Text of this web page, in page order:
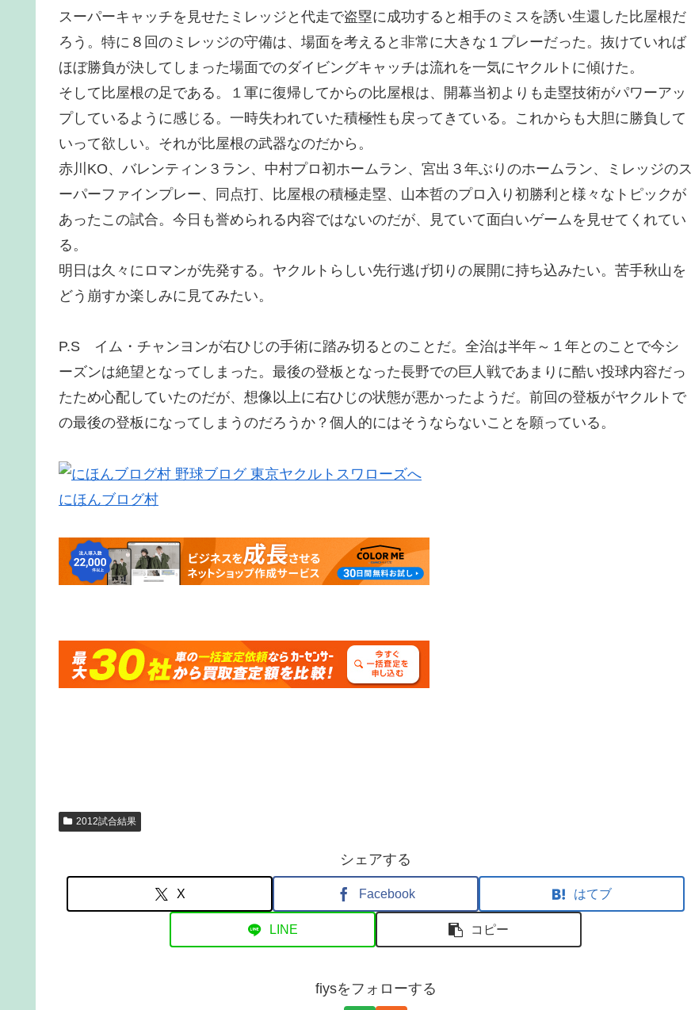
スーパーキャッチを見せたミレッジと代走で盗塁に成功すると相手のミスを誘い生還した比屋根だ
ろう。特に８回のミレッジの守備は、場面を考えると非常に大きな１プレーだった。抜けていれば
ほぼ勝負が決してしまった場面でのダイビングキャッチは流れを一気にヤクルトに傾けた。
そして比屋根の足である。１軍に復帰してからの比屋根は、開幕当初よりも走塁技術がパワーアッ
プしているように感じる。一時失われていた積極性も戻ってきている。これからも大胆に勝負して
いって欲しい。それが比屋根の武器なのだから。
赤川KO、バレンティン３ラン、中村プロ初ホームラン、宮出３年ぶりのホームラン、ミレッジのス
ーパーファインプレー、同点打、比屋根の積極走塁、山本哲のプロ入り初勝利と様々なトピックが
あったこの試合。今日も誉められる内容ではないのだが、見ていて面白いゲームを見せてくれてい
る。
明日は久々にロマンが先発する。ヤクルトらしい先行逃げ切りの展開に持ち込みたい。苦手秋山を
どう崩すか楽しみに見てみたい。
P.S イム・チャンヨンが右ひじの手術に踏み切るとのことだ。全治は半年～１年とのことで今シ
ーズンは絶望となってしまった。最後の登板となった長野での巨人戦であまりに酷い投球内容だっ
たため心配していたのだが、想像以上に右ひじの状態が悪かったようだ。前回の登板がヤクルトで
の最後の登板になってしまうのだろうか？個人的にはそうならないことを願っている。
にほんブログ村
2012試合結果
シェアする
X Facebook はてブ
LINE コピー
fiysをフォローする